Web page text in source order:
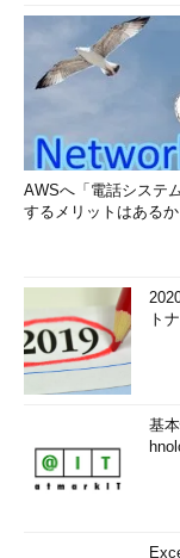
AWSへ「電話システ
するメリットはある
ト
基